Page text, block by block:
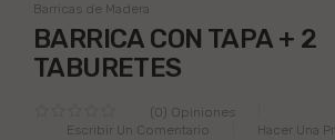
Barricas de Madera
BARRICA CON TAPA + 2
TABURETES
(0) Opiniones
Escribir Un Comentario
Hacer Una